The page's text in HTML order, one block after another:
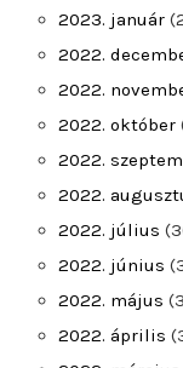
2023. január
2022.
2022.
2022. október
2022.
2022.
2022. július
2022. június
2022. május
2022. április